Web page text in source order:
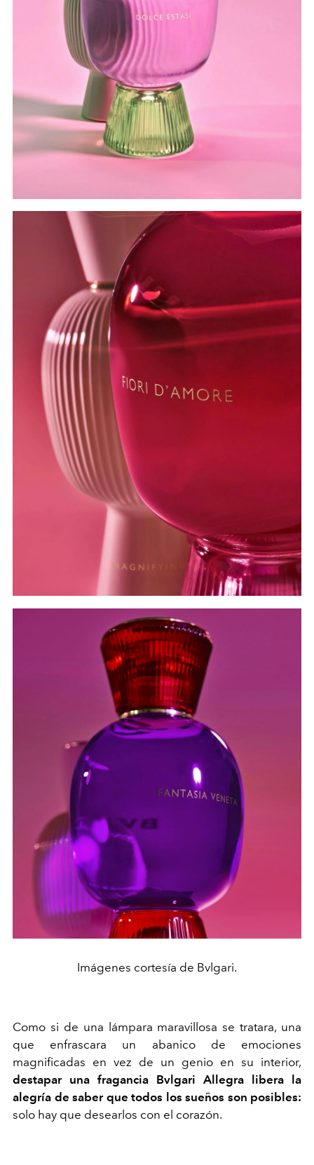
Imágenes cortesía de Bvlgari.
Como si de una lámpara maravillosa se tratara, una
que enfrascara un abanico de emociones
magnificadas en vez de un genio en su interior,
destapar una fragancia Bvlgari Allegra libera la
alegría de saber que todos los sueños son posibles:
solo hay que desearlos con el corazón.